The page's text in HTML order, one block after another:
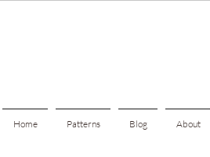
Home Patterns Blog About